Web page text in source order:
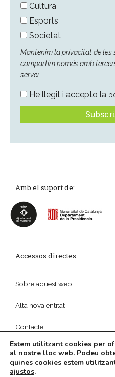
Cultura
Esports
Societat
Mantenim la privacitat de les
compartim només amb
servei.
He llegit i accepto la
Amb el suport de:
Accessos directes
Sobre aquest web
Alta nova entitat
Contacte
© 2026
Estem utilitzant cookies per
al nostre lloc web. Podeu
quines cookies estem
ajustos.